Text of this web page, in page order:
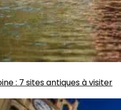
: 7 sites antiques à visiter